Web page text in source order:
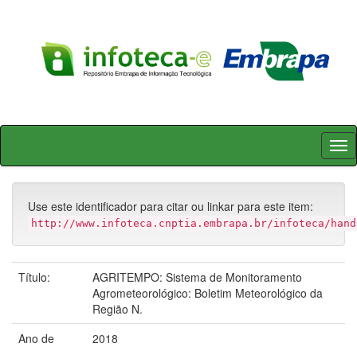
Skip
Use este identificador para citar ou linkar para este item:
http://www.infoteca.cnptia.embrapa.br/infoteca/
Título:
AGRITEMPO: Sistema de Monitoramento
Agrometeorológico: Boletim Meteorológico da
Região N.
Ano de
2018